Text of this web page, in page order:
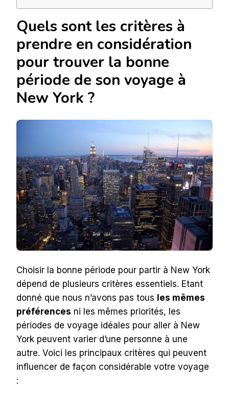
Quels sont les critères à
prendre en considération
pour trouver la bonne
période de son voyage à
New York ?
Choisir la bonne période pour partir à New York
dépend de plusieurs critères essentiels. Etant
donné que nous n’avons pas tous les mêmes
préférences ni les mêmes priorités, les
périodes de voyage idéales pour aller à New
York peuvent varier d’une personne à une
autre. Voici les principaux critères qui peuvent
influencer de façon considérable votre voyage
: